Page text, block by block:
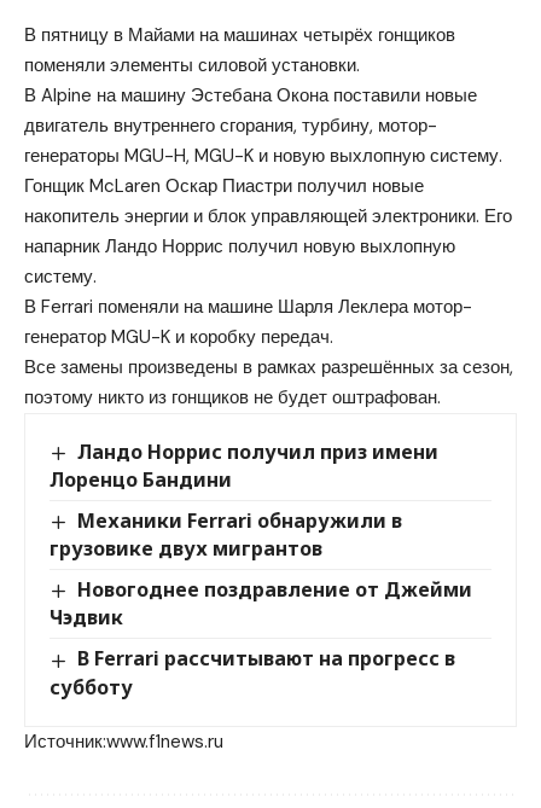
В пятницу в Майами на машинах четырёх гонщиков
поменяли элементы силовой установки.
В Alpine на машину Эстебана Окона поставили новые
двигатель внутреннего сгорания, турбину, мотор-
генераторы MGU-H, MGU-K и новую выхлопную систему.
Гонщик McLaren Оскар Пиастри получил новые
накопитель энергии и блок управляющей электроники. Его
напарник Ландо Норрис получил новую выхлопную
систему.
В Ferrari поменяли на машине Шарля Леклера мотор-
генератор MGU-K и коробку передач.
Все замены произведены в рамках разрешённых за сезон,
поэтому никто из гонщиков не будет оштрафован.
Ландо Норрис получил приз имени
Лоренцо Бандини
Механики Ferrari обнаружили в
грузовике двух мигрантов
Новогоднее поздравление от Джейми
Чэдвик
В Ferrari рассчитывают на прогресс в
субботу
Источник:www.f1news.ru